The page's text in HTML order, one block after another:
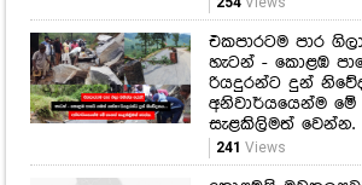
241Views
කොළඹයි
ගවයින් ලක්ෂ
එළුවන් දහස්
සංඛ්‍යාලේඛන
හෙළි වූ සංඛ්‍යාලේඛන!
318 Views